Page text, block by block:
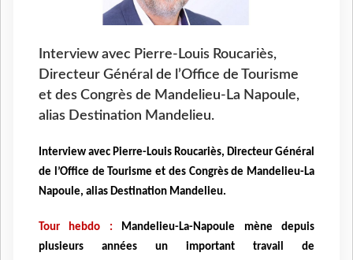
Interview avec Pierre-Louis Roucariès,
Directeur Général de l’Office de Tourisme
et des Congrès de Mandelieu-La Napoule,
alias Destination Mandelieu.
Interview avec Pierre-Louis Roucariès, Directeur Général
de l’Office de Tourisme et des Congrès de Mandelieu-La
Napoule, alias Destination Mandelieu.
Tour hebdo : Mandelieu-La-Napoule mène depuis
plusieurs années un important travail de